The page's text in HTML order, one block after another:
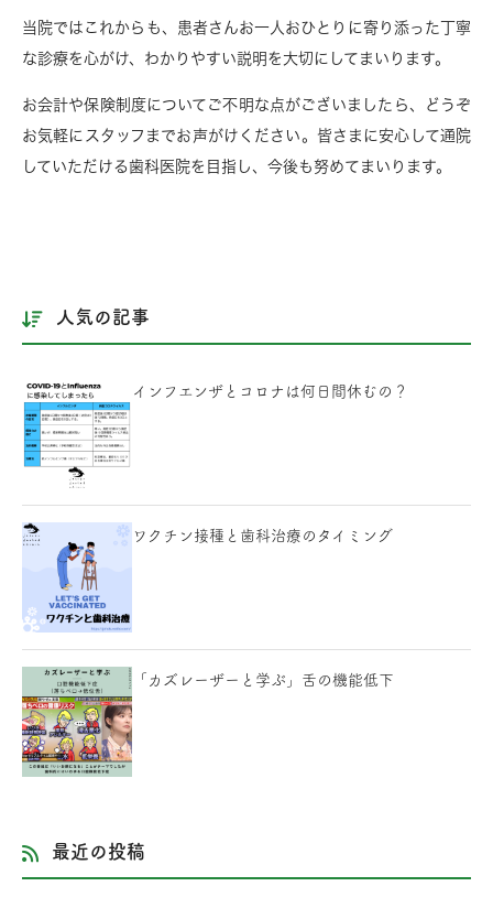
当院ではこれからも、患者さんお一人おひとりに寄り添った丁寧
な診療を心がけ、わかりやすい説明を大切にしてまいります。
お会計や保険制度についてご不明な点がございましたら、どうぞ
お気軽にスタッフまでお声がけください。皆さまに安心して通院
していただける歯科医院を目指し、今後も努めてまいります。
人気の記事
インフエンザとコロナは何日間休むの？
ワクチン接種と歯科治療のタイミング
「カズレーザーと学ぶ」舌の機能低下
最近の投稿